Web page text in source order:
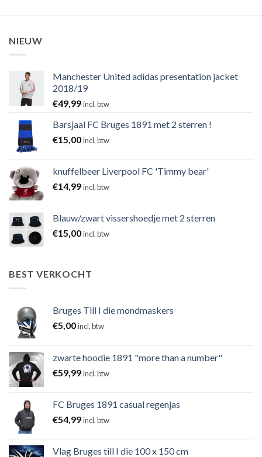
NIEUW
Manchester United adidas presentation jacket
2018/19
€49,99incl. btw
Barsjaal FC Bruges 1891 met 2 sterren !
€15,00incl. btw
knuffelbeer Liverpool FC 'Timmy bear'
€14,99incl. btw
Blauw/zwart vissershoedje met 2 sterren
€15,00incl. btw
BEST VERKOCHT
Bruges Till I die mondmaskers
€5,00incl. btw
zwarte hoodie 1891 "more than a number"
€59,99incl. btw
FC Bruges 1891 casual regenjas
€54,99incl. btw
Vlag Bruges till I die 100 x 150 cm